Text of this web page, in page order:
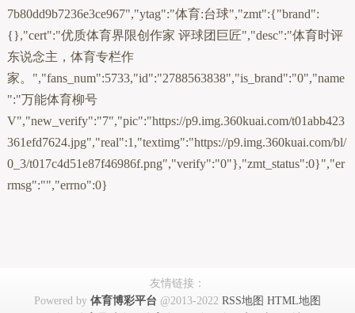
7b80dd9b7236e3ce967","ytag":"体育:台球","zmt":{"brand":
{},"cert":"优质体育界限创作家 评球团巨匠","desc":"体育时评
东说念主，体育专栏作
家。","fans_num":5733,"id":"2788563838","is_brand":"0","name
":"万能体育柳号
V","new_verify":"7","pic":"https://p9.img.360kuai.com/t01abb423
361efd7624.jpg","real":1,"textimg":"https://p9.img.360kuai.com/bl/
0_3/t017c4d51e87f46986f.png","verify":"0"},"zmt_status":0}","er
rmsg":"","errno":0}
友情链接：
Powered by 体育博彩平台 @2013-2022 RSS地图 HTML地图